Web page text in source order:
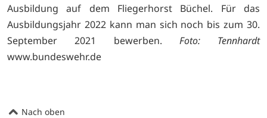
Ausbildung auf dem Fliegerhorst Büchel. Für das
Ausbildungsjahr 2022 kann man sich noch bis zum 30.
September 2021 bewerben. Foto: Tennhardt
www.bundeswehr.de
Nach oben